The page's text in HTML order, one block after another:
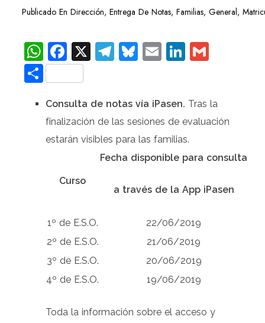
Publicado EnDirección,Entrega De Notas,Familias,General,
WhatsApp
Facebook
X Telegram
Bluesky
EmailLinkedIn
Compartir
Consulta de notas vía iPasen. Tras la
finalización de las sesiones de evaluación
estarán visibles para las familias.
Curso
Fecha disponible para consulta
a través de la App iPasen
1º de E.S.O.
22/06/2019
2º de E.S.O.
21/06/2019
3º de E.S.O.
20/06/2019
4º de E.S.O.
19/06/2019
Toda la información sobre el acceso y